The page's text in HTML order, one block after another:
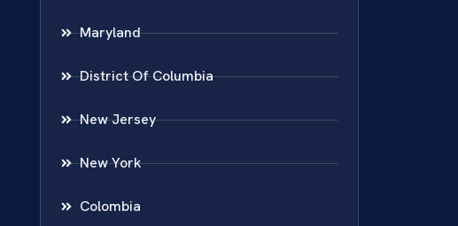
Maryland
District Of Columbia
New Jersey
New York
Colombia